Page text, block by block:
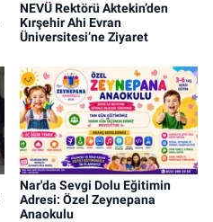
NEVÜ Rektörü Aktekin’den
Kırşehir Ahi Evran
Üniversitesi’ne Ziyaret
Nar'da Sevgi Dolu Eğitimin
Adresi: Özel Zeynepana
Anaokulu